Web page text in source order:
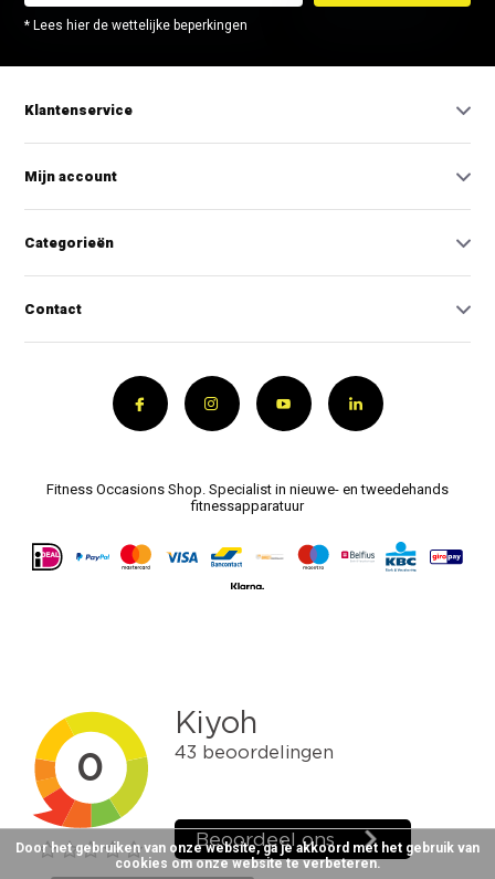
* Lees hier de wettelijke beperkingen
Klantenservice
Mijn account
Categorieën
Contact
Fitness Occasions Shop. Specialist in nieuwe- en tweedehands
fitnessapparatuur
Door het gebruiken van onze website, ga je akkoord met het gebruik van
cookies om onze website te verbeteren.